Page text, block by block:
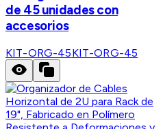
de 45 unidades con
accesorios
KIT-ORG-45KIT-ORG-45